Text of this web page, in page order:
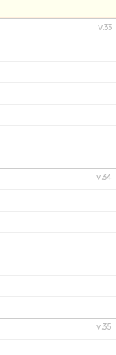
v.33
v.34
v.35